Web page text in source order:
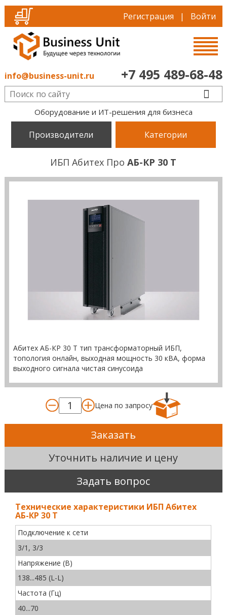
Регистрация | Войти
info@business-unit.ru +7 495 489-68-48
Оборудование и ИТ-решения для бизнеса
Производители Категории
ИБП Абитех ПроАБ-КР 30 Т
Абитех АБ-КР 30 Т тип трансформаторный ИБП,
топология онлайн, выходная мощность 30 кВА, форма
выходного сигнала чистая синусоида
Цена по запросу
Заказать
Уточнить наличие и цену
Задать вопрос
Технические характеристики ИБП Абитех
АБ-КР 30 Т
Подключение к сети
3/1, 3/3
Напряжение (В)
138...485 (L-L)
Частота (Гц)
40...70